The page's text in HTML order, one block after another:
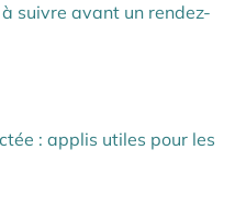
suivre avant un rendez-
: applis utiles pour les